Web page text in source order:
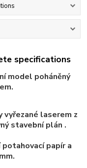
specifications
model poháněný
vyřezané laserem z
stavební plán .
potahovací papír a